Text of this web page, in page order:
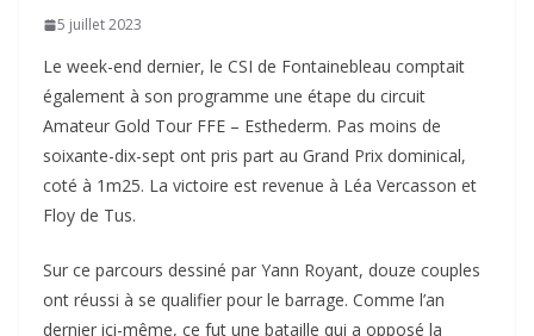
5 juillet 2023
Le week-end dernier, le CSI de Fontainebleau comptait
également à son programme une étape du circuit
Amateur Gold Tour FFE – Esthederm. Pas moins de
soixante-dix-sept ont pris part au Grand Prix dominical,
coté à 1m25. La victoire est revenue à Léa Vercasson et
Floy de Tus.
Sur ce parcours dessiné par Yann Royant, douze couples
ont réussi à se qualifier pour le barrage. Comme l’an
dernier ici-même, ce fut une bataille qui a opposé la